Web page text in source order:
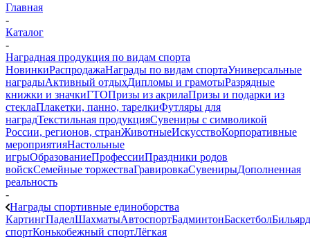
Главная
-
Каталог
-
Наградная продукция по видам спорта
НовинкиРаспродажаНаграды по видам спортаУниверсальные
наградыАктивный отдыхДипломы и грамотыРазрядные
книжки и значкиГТОПризы из акрилаПризы и подарки из
стеклаПлакетки, панно, тарелкиФутляры для
наградТекстильная продукцияСувениры с символикой
России, регионов, странЖивотныеИскусствоКорпоративные
мероприятияНастольные
игрыОбразованиеПрофессииПраздники родов
войскСемейные торжестваГравировкаСувенирыДополненная
реальность
-
Награды спортивные единоборства
КартингПаделШахматыАвтоспортБадминтонБаскетболБильярд
спортКонькобежный спортЛёгкая